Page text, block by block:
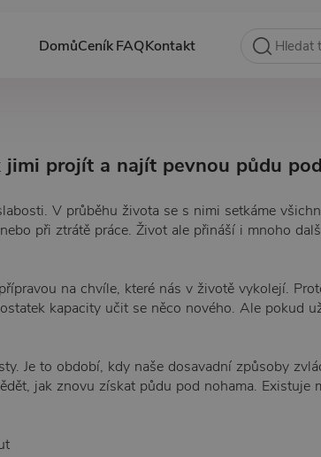
DomůCeníkFAQKontakt
jimi projít a najít pevnou půdu
V průběhu života se s nimi setkáme
při ztrátě práce. Život ale přináší i mnoho
na chvíle, které nás v životě vykolejí.
kapacity učit se něco nového. Ale pokud
Je to období, kdy naše dosavadní způsoby
jak znovu získat půdu pod nohama. Existuje